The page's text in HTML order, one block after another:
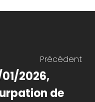
Précédent
2026,
de